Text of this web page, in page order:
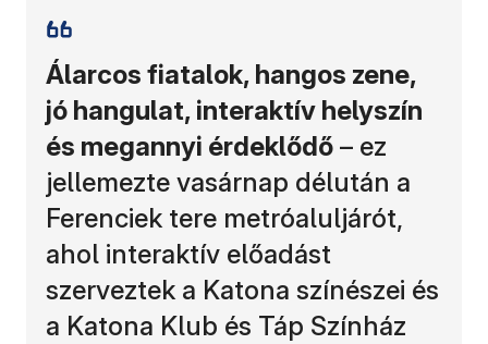
Álarcos fiatalok, hangos zene,
jó hangulat, interaktív helyszín
és megannyi érdeklődő – ez
jellemezte vasárnap délután a
Ferenciek tere metróaluljárót,
ahol interaktív előadást
szerveztek a Katona színészei és
a Katona Klub és Táp Színház